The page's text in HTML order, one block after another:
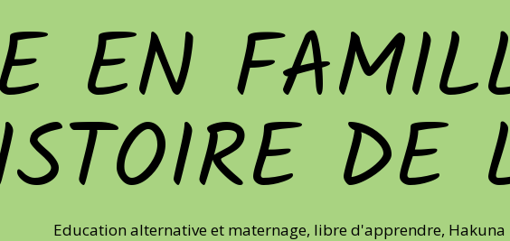
EN
DE
Education alternative et maternage, libre d'apprendre,